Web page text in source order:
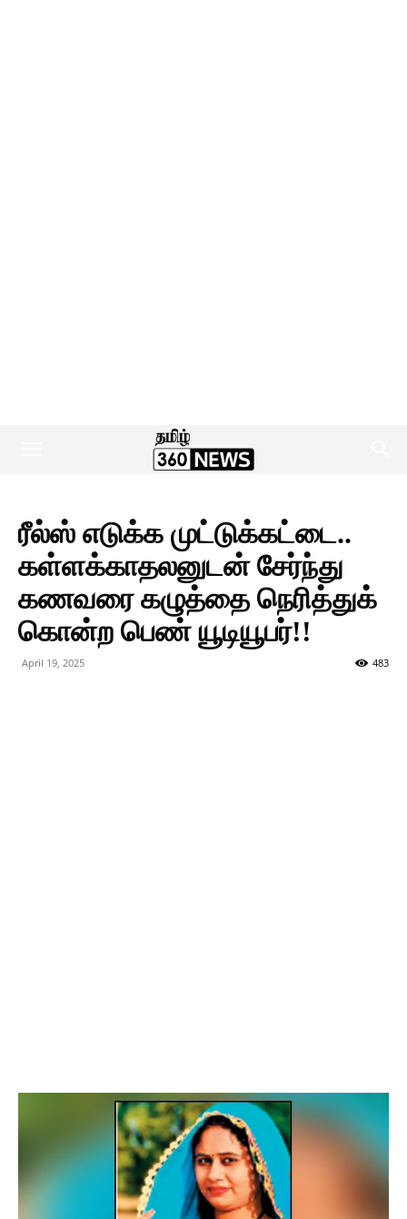
ரீல்ஸ் எடுக்க முட்டுக்கட்டை..
கள்ளக்காதலனுடன் சேர்ந்து
கணவரை கழுத்தை நெரித்துக்
கொன்ற பெண் யூடியூபர்!!
April 19, 2025 483